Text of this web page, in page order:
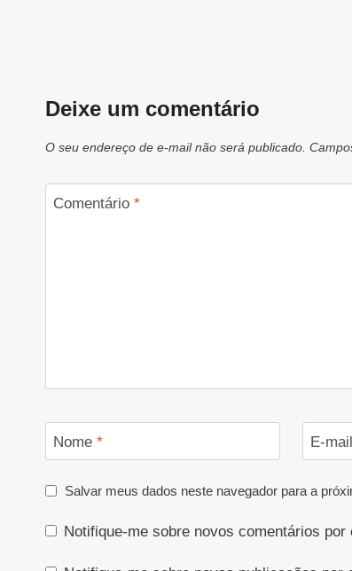
Deixe um comentário
O seu endereço de e-mail não será publicado.
Comentário *
Nome * E-mail
Salvar meus dados neste navegador para a
Notifique-me sobre novos comentários por